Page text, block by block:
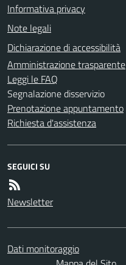
Informativa privacy
Note legali
Dichiarazione di accessibilità
Amministrazione trasparente
Leggi le FAQ
Segnalazione disservizio
Prenotazione appuntamento
Richiesta d'assistenza
SEGUICI SU
Newsletter
Dati monitoraggio